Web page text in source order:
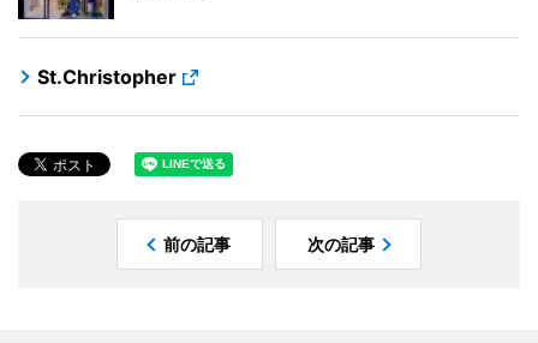
St.Christopher
前の記事 次の記事